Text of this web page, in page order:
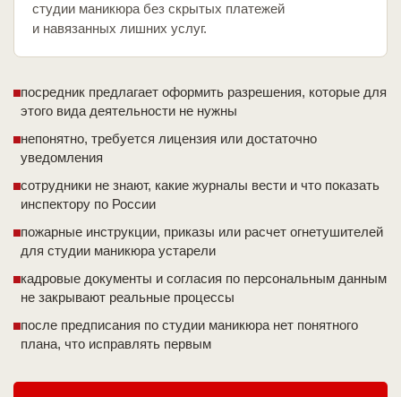
студии маникюра без скрытых платежей
и навязанных лишних услуг.
посредник предлагает оформить разрешения, которые для
этого вида деятельности не нужны
непонятно, требуется лицензия или достаточно
уведомления
сотрудники не знают, какие журналы вести и что показать
инспектору по России
пожарные инструкции, приказы или расчет огнетушителей
для студии маникюра устарели
кадровые документы и согласия по персональным данным
не закрывают реальные процессы
после предписания по студии маникюра нет понятного
плана, что исправлять первым